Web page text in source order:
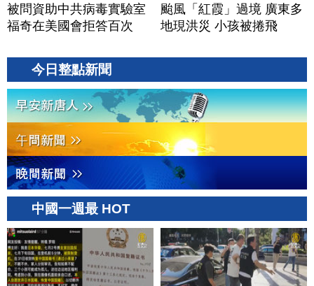
被問資助中共病毒實驗室
福奇在美國會拒答百次
颱風「紅霞」過境 廣東多
地現洪災 小孩被捲飛
今日整點新聞
中國一週最 HOT